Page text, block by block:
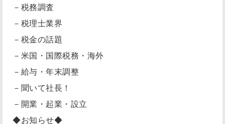
－税務調査
－税理士業界
－税金の話題
－米国・国際税務・海外
－給与・年末調整
－聞いて社長！
－開業・起業・設立
◆お知らせ◆